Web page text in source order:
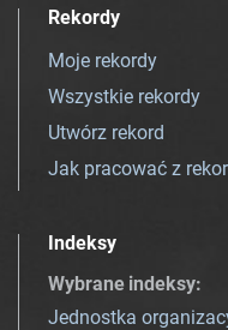
Rekordy
Moje rekordy
Wszystkie rekordy
Utwórz rekord
Jak pracować z
Indeksy
Wybrane indeksy:
Jednostka